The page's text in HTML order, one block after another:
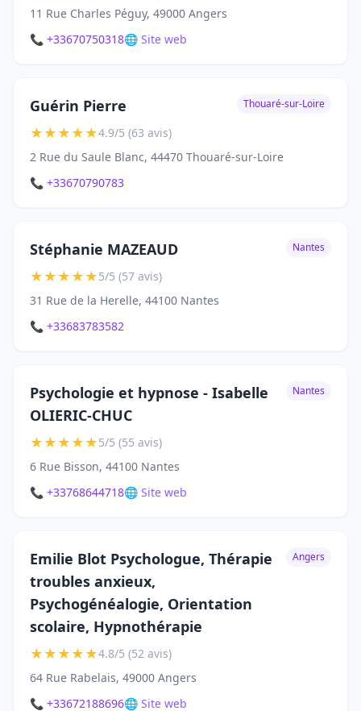
11 Rue Charles Péguy, 49000 Angers
📞 +33670750318🌐 Site web
Guérin Pierre Thouaré-sur-Loire
★★★★★4.9/5 (63 avis)
2 Rue du Saule Blanc, 44470 Thouaré-sur-Loire
📞 +33670790783
Stéphanie MAZEAUD Nantes
★★★★★5/5 (57 avis)
31 Rue de la Herelle, 44100 Nantes
📞 +33683783582
Psychologie et hypnose - Isabelle
OLIERIC-CHUC
Nantes
★★★★★5/5 (55 avis)
6 Rue Bisson, 44100 Nantes
📞 +33768644718🌐 Site web
Emilie Blot Psychologue, Thérapie
troubles anxieux,
Psychogénéalogie, Orientation
scolaire, Hypnothérapie
Angers
★★★★★4.8/5 (52 avis)
64 Rue Rabelais, 49000 Angers
📞 +33672188696🌐 Site web